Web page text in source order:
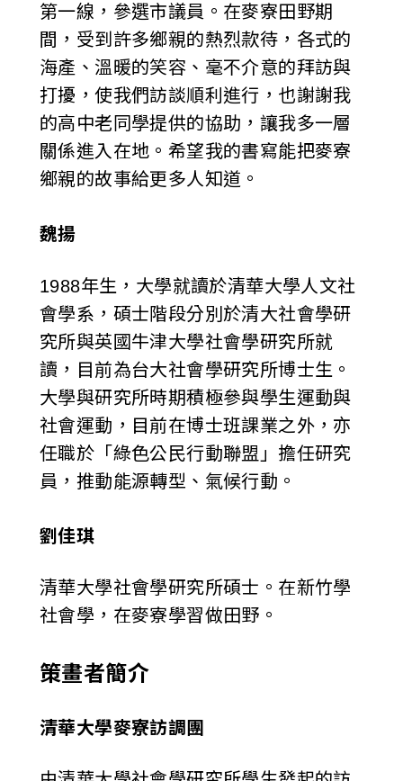
第一線，參選市議員。在麥寮田野期
間，受到許多鄉親的熱烈款待，各式的
海產、溫暖的笑容、毫不介意的拜訪與
打擾，使我們訪談順利進行，也謝謝我
的高中老同學提供的協助，讓我多一層
關係進入在地。希望我的書寫能把麥寮
鄉親的故事給更多人知道。
魏揚
1988年生，大學就讀於清華大學人文社
會學系，碩士階段分別於清大社會學研
究所與英國牛津大學社會學研究所就
讀，目前為台大社會學研究所博士生。
大學與研究所時期積極參與學生運動與
社會運動，目前在博士班課業之外，亦
任職於「綠色公民行動聯盟」擔任研究
員，推動能源轉型、氣候行動。
劉佳琪
清華大學社會學研究所碩士。在新竹學
社會學，在麥寮學習做田野。
策畫者簡介
清華大學麥寮訪調團